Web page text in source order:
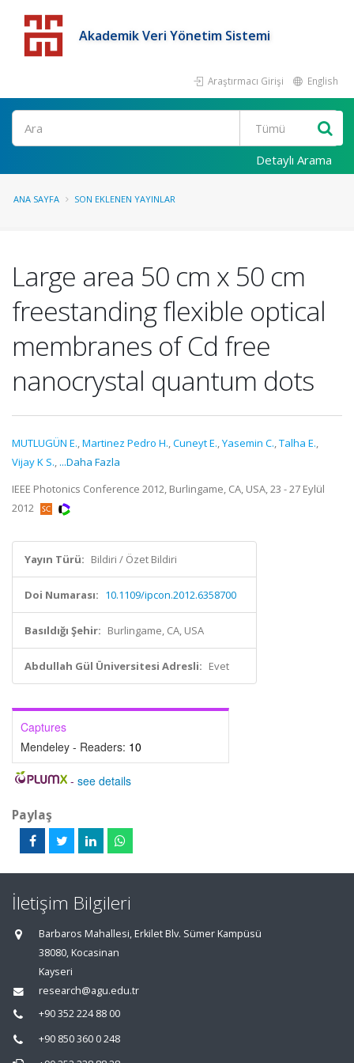
Akademik Veri Yönetim Sistemi
Araştırmacı Girişi English
Detaylı Arama
ANA SAYFA SON EKLENEN YAYINLAR
Large area 50 cm x 50 cm
freestanding flexible optical
membranes of Cd free
nanocrystal quantum dots
MUTLUGÜN E.,Martinez Pedro H.,Cuneyt E.,Yasemin C.,Talha E.,
Vijay K S., ...Daha Fazla
IEEE Photonics Conference 2012, Burlingame, CA, USA, 23 - 27 Eylül
2012
Yayın Türü: Bildiri / Özet Bildiri
Doi Numarası: 10.1109/ipcon.2012.6358700
Basıldığı Şehir: Burlingame, CA, USA
Abdullah Gül Üniversitesi Adresli: Evet
Captures
Mendeley - Readers: 10
- see details
Paylaş
İletişim Bilgileri
Barbaros Mahallesi, Erkilet Blv. Sümer Kampüsü
38080, Kocasinan
Kayseri
research@agu.edu.tr
+90 352 224 88 00
+90 850 360 0 248